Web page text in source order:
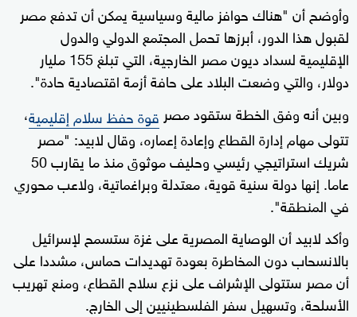
وأوضح أن "هناك حوافز مالية وسياسية يمكن أن تدفع مصر
لقبول هذا الدور، أبرزها تحمل المجتمع الدولي والدول
الإقليمية لسداد ديون مصر الخارجية، التي تبلغ 155 مليار
دولار، والتي وضعت البلاد على حافة أزمة اقتصادية حادة".
وبين أنه وفق الخطة ستقود مصر قوة حفظ سلام إقليمية،
تتولى مهام إدارة القطاع وإعادة إعماره، وقال لابيد: "مصر
شريك استراتيجي رئيسي وحليف موثوق منذ ما يقارب 50
عاما. إنها دولة سنية قوية، معتدلة وبراغماتية، ولاعب محوري
في المنطقة".
وأكد لابيد أن الوصاية المصرية على غزة ستسمح لإسرائيل
بالانسحاب دون المخاطرة بعودة تهديدات حماس، مشددا على
أن مصر ستتولى الإشراف على نزع سلاح القطاع، ومنع تهريب
الأسلحة، وتسهيل سفر الفلسطينيين إلى الخارج.